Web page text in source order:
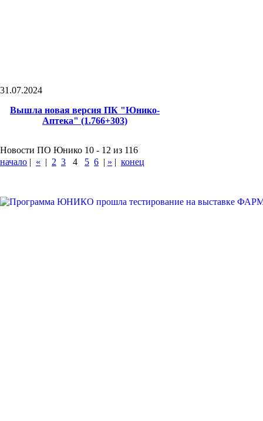
31.07.2024
Вышла новая версия ПК "Юнико-
Аптека" (1.766+303)
Новости ПО Юнико 10 - 12 из 116
начало | « | 2 3 4 5 6 | » | конец